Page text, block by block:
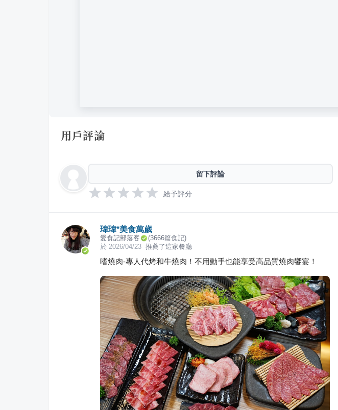
用戶評論
留下評論
給予評分
瑋瑋*美食萬歲
愛食記部落客 (3666篇食記)
於 2026/04/23 推薦了這家餐廳
嗜燒肉-專人代烤和牛燒肉！不用動手也能享受高品質燒肉饗宴！